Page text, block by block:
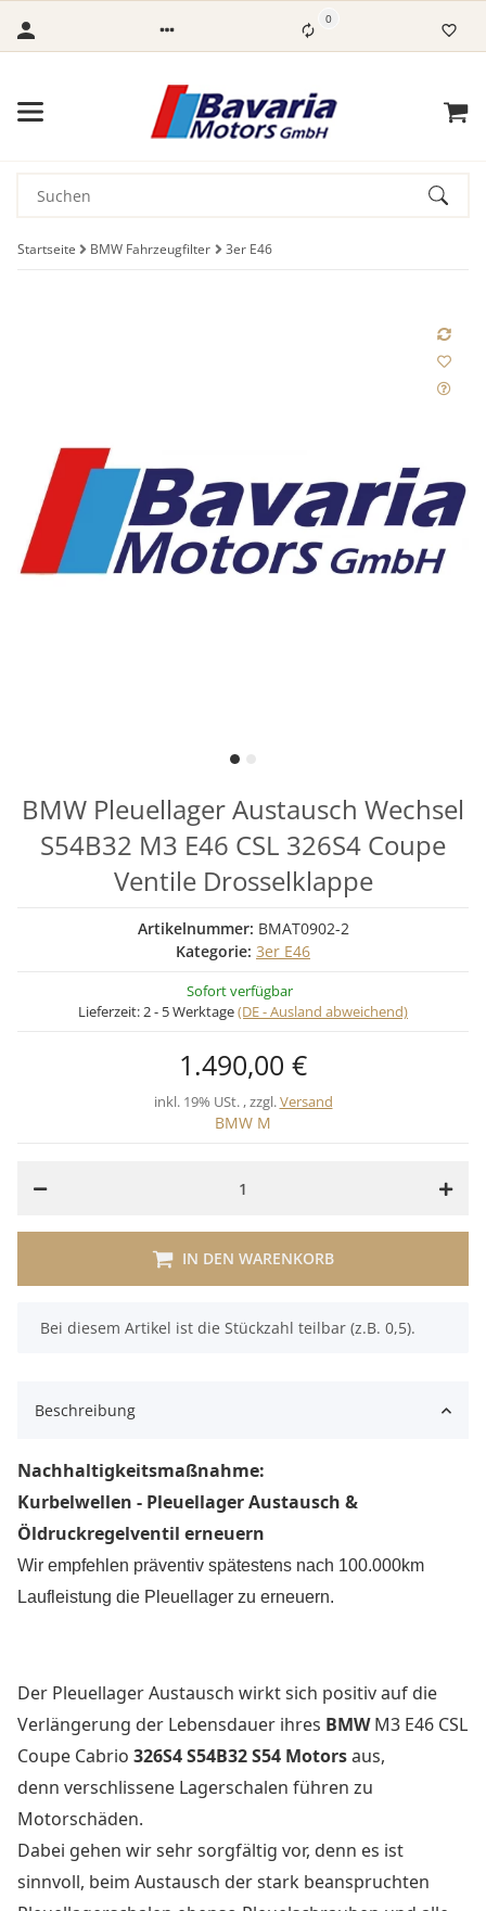
0
Startseite BMW Fahrzeugfilter 3er E46
BMW Pleuellager Austausch Wechsel
S54B32 M3 E46 CSL 326S4 Coupe
Ventile Drosselklappe
Artikelnummer: BMAT0902-2
Kategorie: 3er E46
Sofort verfügbar
Lieferzeit:2 - 5 Werktage(DE - Ausland abweichend)
1.490,00 €
inkl. 19% USt. , zzgl.Versand
BMW M
IN DEN WARENKORB
x
Bei diesem Artikel ist die Stückzahl teilbar (z.B. 0,5).
Beschreibung
Nachhaltigkeitsmaßnahme:
Kurbelwellen - Pleuellager Austausch &
Öldruckregelventil erneuern
Wir empfehlen präventiv spätestens nach 100.000km
Laufleistung die Pleuellager zu erneuern.
Der Pleuellager Austausch wirkt sich positiv auf die
Verlängerung der Lebensdauer ihres BMWM3 E46 CSL
Coupe Cabrio 326S4 S54B32 S54 Motorsaus,
denn verschlissene Lagerschalen führen zu
Motorschäden.
Dabei gehen wir sehr sorgfältig vor, denn es ist
sinnvoll, beim Austausch der stark beanspruchten